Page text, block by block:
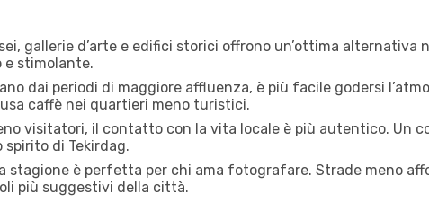
gallerie d’arte e edifici storici offrono un’ottima alternativa
stimolante.
dai periodi di maggiore affluenza, è più facile godersi
caffè nei quartieri meno turistici.
visitatori, il contatto con la vita locale è più autentico. Un
di Tekirdag.
stagione è perfetta per chi ama fotografare. Strade meno
più suggestivi della città.